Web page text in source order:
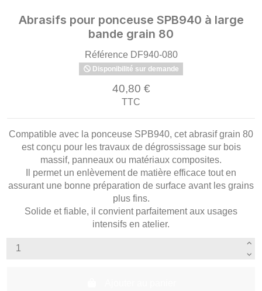
Abrasifs pour ponceuse SPB940 à large
bande grain 80
Référence DF940-080
Disponibilité sur demande
40,80 €
TTC
Compatible avec la ponceuse SPB940, cet abrasif grain 80
est conçu pour les travaux de dégrossissage sur bois
massif, panneaux ou matériaux composites.
Il permet un enlèvement de matière efficace tout en
assurant une bonne préparation de surface avant les grains
plus fins.
Solide et fiable, il convient parfaitement aux usages
intensifs en atelier.